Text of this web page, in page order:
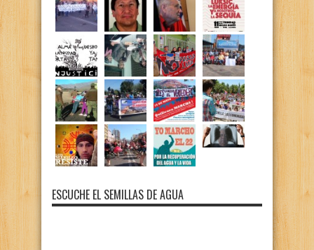
ESCUCHE EL SEMILLAS DE AGUA